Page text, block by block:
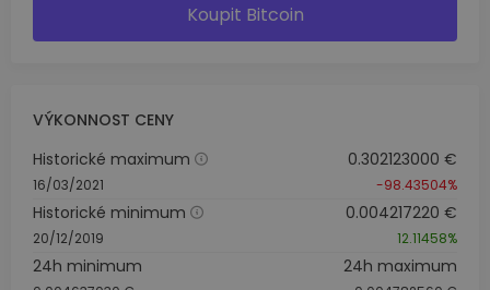
Koupit Bitcoin
VÝKONNOST CENY
Historické maximum
16/03/2021
0.302123000 €
-98.43504%
Historické minimum
20/12/2019
0.004217220 €
12.11458%
24h minimum 24h maximum